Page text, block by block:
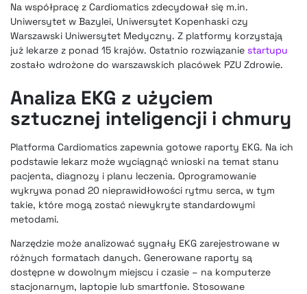
Na współpracę z Cardiomatics zdecydował się m.in.
Uniwersytet w Bazylei, Uniwersytet Kopenhaski czy
Warszawski Uniwersytet Medyczny. Z platformy korzystają
już lekarze z ponad 15 krajów. Ostatnio rozwiązanie startupu
zostało wdrożone do warszawskich placówek PZU Zdrowie.
Analiza EKG z użyciem
sztucznej inteligencji i chmury
Platforma Cardiomatics zapewnia gotowe raporty EKG. Na ich
podstawie lekarz może wyciągnąć wnioski na temat stanu
pacjenta, diagnozy i planu leczenia. Oprogramowanie
wykrywa ponad 20 nieprawidłowości rytmu serca, w tym
takie, które mogą zostać niewykryte standardowymi
metodami.
Narzędzie może analizować sygnały EKG zarejestrowane w
różnych formatach danych. Generowane raporty są
dostępne w dowolnym miejscu i czasie – na komputerze
stacjonarnym, laptopie lub smartfonie. Stosowane